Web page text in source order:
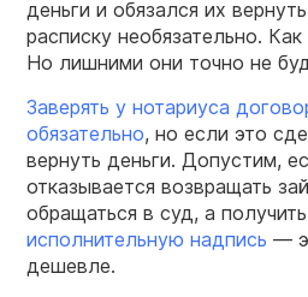
деньги и обязался их
расписку необязательно.
Но лишними они точно не
Заверять у нотариуса
обязательно, но если это
вернуть деньги. Допустим,
отказывается возвращать
обращаться в суд, а получить
исполнительную надпись —
дешевле.